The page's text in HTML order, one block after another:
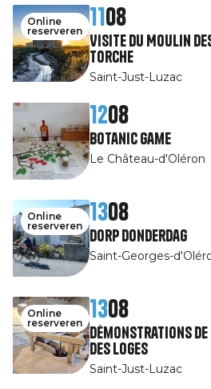
Online
reserveren
1108
Visite du Moulin
Torche
Saint-Just-Luzac
1208
Botanic game
Le Château-d'Oléron
Online
reserveren
1308
Dorp Donderdag
Saint-Georges-
Online
reserveren
1308
Démonstrations
des Loges
Saint-Just-Luzac